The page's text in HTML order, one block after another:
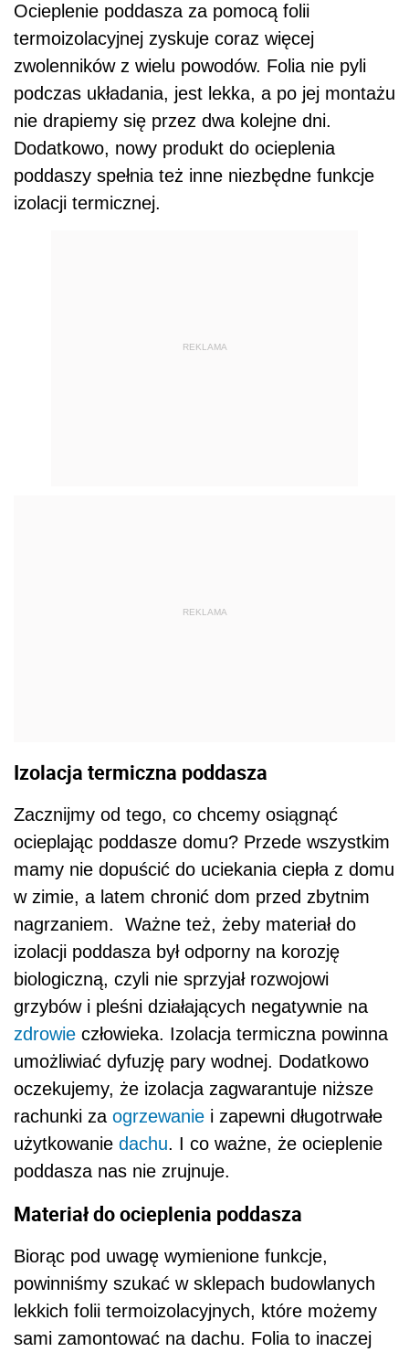
Ocieplenie poddasza za pomocą folii
termoizolacyjnej zyskuje coraz więcej
zwolenników z wielu powodów. Folia nie pyli
podczas układania, jest lekka, a po jej montażu
nie drapiemy się przez dwa kolejne dni.
Dodatkowo, nowy produkt do ocieplenia
poddaszy spełnia też inne niezbędne funkcje
izolacji termicznej.
REKLAMA
REKLAMA
Izolacja termiczna poddasza
Zacznijmy od tego, co chcemy osiągnąć
ocieplając poddasze domu? Przede wszystkim
mamy nie dopuścić do uciekania ciepła z domu
w zimie, a latem chronić dom przed zbytnim
nagrzaniem. Ważne też, żeby materiał do
izolacji poddasza był odporny na korozję
biologiczną, czyli nie sprzyjał rozwojowi
grzybów i pleśni działających negatywnie na
zdrowie człowieka. Izolacja termiczna powinna
umożliwiać dyfuzję pary wodnej. Dodatkowo
oczekujemy, że izolacja zagwarantuje niższe
rachunki za ogrzewanie i zapewni długotrwałe
użytkowanie dachu. I co ważne, że ocieplenie
poddasza nas nie zrujnuje.
Materiał do ocieplenia poddasza
Biorąc pod uwagę wymienione funkcje,
powinniśmy szukać w sklepach budowlanych
lekkich folii termoizolacyjnych, które możemy
sami zamontować na dachu. Folia to inaczej